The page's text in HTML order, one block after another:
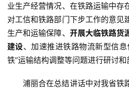
首
页
云
业生产经营情况、在铁路运输中存
对工信和铁路部门下步工作的意见
生产和运输保障、 开展大临铁路货
建设、加速推进铁路物流新型信
铁”运输结构调整等问题进行研讨和
浦丽合在总结讲话中对我省铁